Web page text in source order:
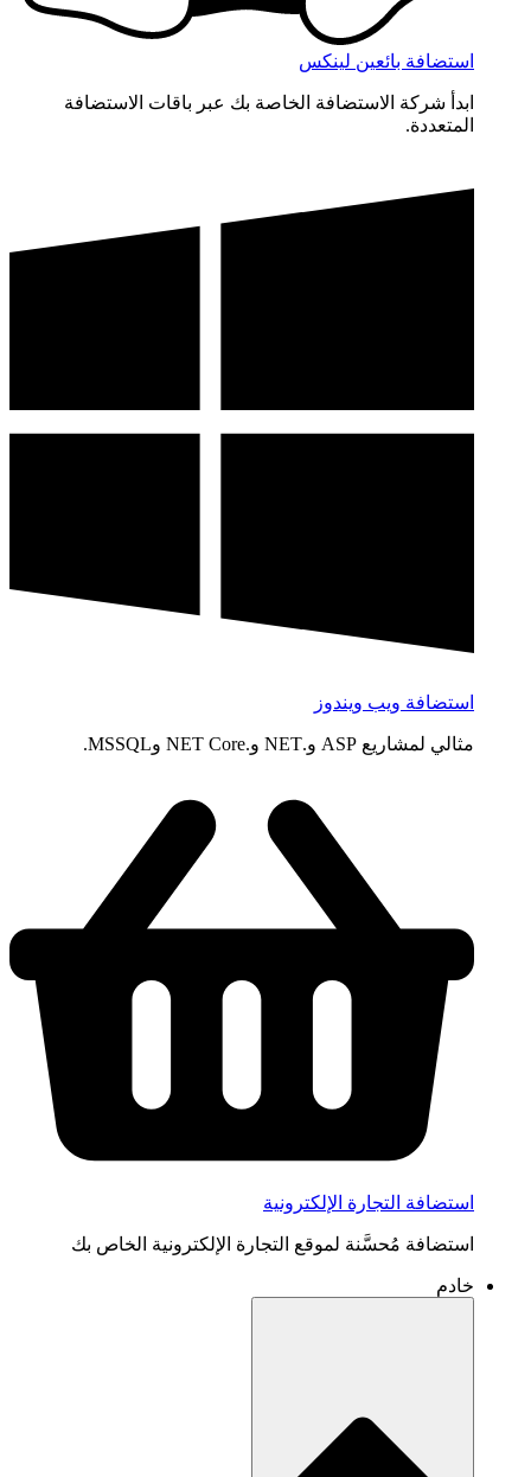
استضافة بائعين لينكس
ابدأ شركة الاستضافة الخاصة بك عبر باقات الاستضافة
المتعددة.
استضافة ويب ويندوز
مثالي لمشاريع ASP و.NET و.NET Core وMSSQL.
استضافة التجارة الإلكترونية
استضافة مُحسَّنة لموقع التجارة الإلكترونية الخاص بك
خادم